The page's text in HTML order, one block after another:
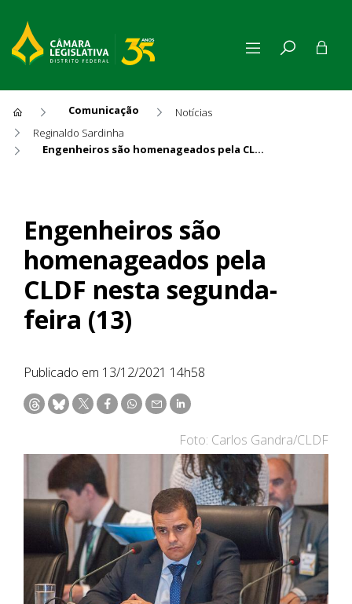
Comunicação
Notícias
Reginaldo Sardinha
Engenheiros são homenageados pela CLDF nesta segunda-feira (13)
Engenheiros são
homenageados pela
CLDF nesta segunda-
feira (13)
Publicado em 13/12/2021 14h58
Foto: Carlos Gandra/CLDF